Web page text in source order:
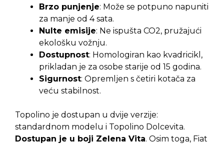
Brzo punjenje: Može se potpuno napuniti
za manje od 4 sata.
Nulte emisije: Ne ispušta CO2, pružajući
ekološku vožnju.
Dostupnost: Homologiran kao kvadricikl,
prikladan je za osobe starije od 15 godina.
Sigurnost: Opremljen s četiri kotača za
veću stabilnost.
Topolino je dostupan u dvije verzije:
standardnom modelu i Topolino Dolcevita.
Dostupan je u boji Zelena Vita. Osim toga, Fiat